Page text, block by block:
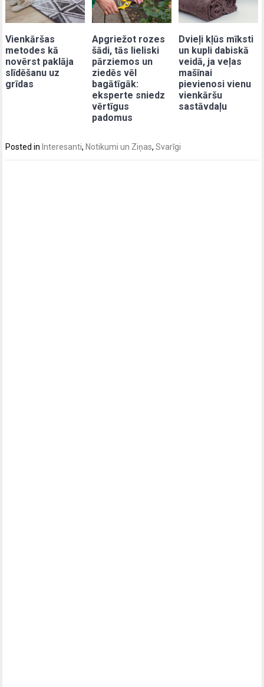
Vienkāršas
metodes kā
novērst paklāja
slīdēšanu uz
grīdas
Apgriežot rozes
šādi, tās lieliski
pārziemos un
ziedēs vēl
bagātīgāk:
eksperte sniedz
vērtīgus
padomus
Dvieļi kļūs mīksti
un kupli dabiskā
veidā, ja veļas
mašīnai
pievienosi vienu
vienkāršu
sastāvdaļu
Posted in Interesanti, Notikumi un Ziņas,Svarīgi